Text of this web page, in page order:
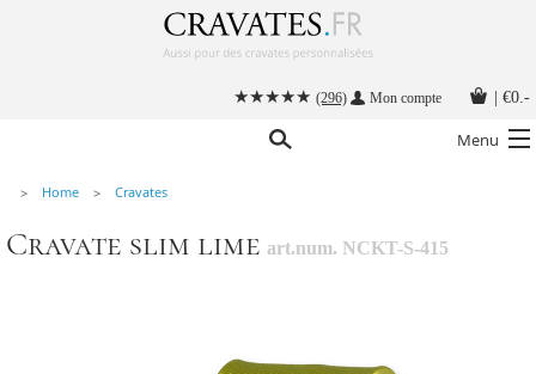
(296) Mon compte €0.-
Menu
Nos accessoires hommes
Home Cravates
Cravate slim lime art.num. NCKT-S-415